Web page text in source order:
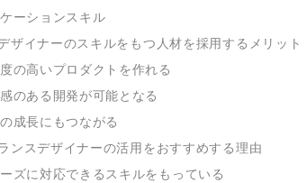
ーションスキル
ザイナーのスキルをもつ人材を採用するメリット
の高いプロダクトを作れる
のある開発が可能となる
成長にもつながる
ンスデザイナーの活用をおすすめする理由
ズに対応できるスキルをもっている